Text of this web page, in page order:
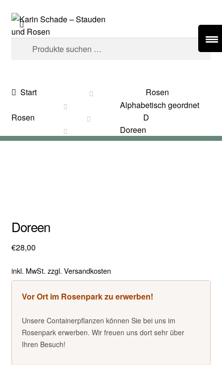
Zur
Navigation
springen
Zum
Inhalt
springen
Suchen
Suchen
Angebote
Rosen
Rosenpark Reinhausen
Start
Rosen
Alphabetisch geordnet
Rosen
D
Doreen
Doreen
€28,00
inkl. MwSt. zzgl. Versandkosten
Vor Ort im Rosenpark zu erwerben!
Unsere Containerpflanzen können Sie bei uns im
Rosenpark erwerben. Wir freuen uns dort sehr über
Ihren Besuch!